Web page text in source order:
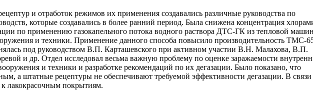
и отработок режимов их применения создавались различные руководства по
которые создавались в более ранний период. Была снижена концентрация
по применению газокапельного потока водного раствора ДТС-ГК из тепловой
и техники. Применение данного способа повысило производительность ТМС-
под руководством В.П. Карташевского при активном участии В.Н. Малахова, В.П.
и др. Отдел исследовал весьма важную проблему по оценке заражаемости
и техники и разработке рекомендаций по их дегазации. Было показано, что
а штатные рецептуры не обеспечивают требуемой эффективности дегазации. В связи
лакокрасочным покрытиям.